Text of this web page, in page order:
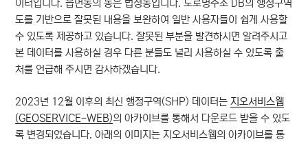
이터입니다. 읍면동의 동은 법정동입니다. 도로명주소 DB의 행정구역
도를 기반으로 잘못된 내용을 보완하여 일반 사용자들이 쉽게 사용할
수 있도록 제공하고 있습니다. 잘못된 부분을 발견하시면 알려주시고
본 데이터를 사용하실 경우 다른 분들도 널리 사용하실 수 있도록 출
처를 언급해 주시면 감사하겠습니다.
2023년 12월 이후의 최신 행정구역(SHP) 데이터는지오서비스웹
(GEOSERVICE-WEB)의 아카이브를 통해서 다운로드 받을 수 있도
록 변경되었습니다. 아래의 이미지는 지오서비스웹의 아카이브를 통